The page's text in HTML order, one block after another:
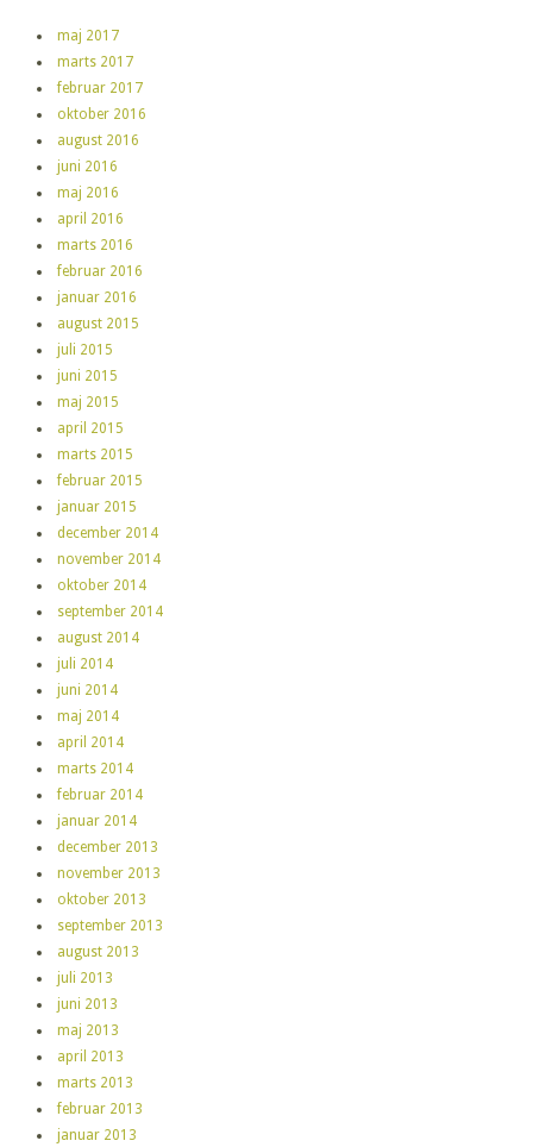
maj 2017
marts 2017
februar 2017
oktober 2016
august 2016
juni 2016
maj 2016
april 2016
marts 2016
februar 2016
januar 2016
august 2015
juli 2015
juni 2015
maj 2015
april 2015
marts 2015
februar 2015
januar 2015
december 2014
november 2014
oktober 2014
september 2014
august 2014
juli 2014
juni 2014
maj 2014
april 2014
marts 2014
februar 2014
januar 2014
december 2013
november 2013
oktober 2013
september 2013
august 2013
juli 2013
juni 2013
maj 2013
april 2013
marts 2013
februar 2013
januar 2013